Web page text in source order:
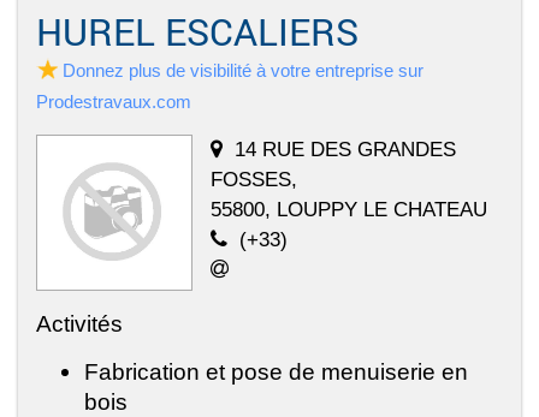
HUREL ESCALIERS
Donnez plus de visibilité à votre entreprise sur
Prodestravaux.com
14 RUE DES GRANDES
FOSSES,
55800, LOUPPY LE CHATEAU
(+33)
Activités
Fabrication et pose de menuiserie en
bois